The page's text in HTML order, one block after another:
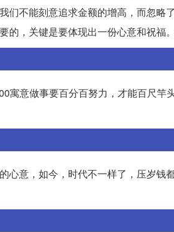
不能刻意追求金额的增高，而忽略
的，关键是要体现出一份心意和祝福
意做事要百分百努力，才能百尺竿
心意，如今，时代不一样了，压岁钱